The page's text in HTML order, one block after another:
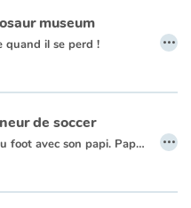
museum
quand il se perd !
Quand il perd les autres de vue, il sait qu'il doit rester sur place jusqu'à ce que maman revienne le chercher. Et quand il se rend compte qu'il a oublié Rexy quelque part, Caillou découvre le service des objets trouvés. Il revient sur ses pas jusqu'à ce qu'il retrouve son ami dinosaure.
en français : Caillou sur la trace des dinosaures
…
de soccer
Caillou adore jouer au foot avec son papi. Papi l'encourage, lui raconte des histoires et fête toutes les bonnes passes de Caillou. Mais lorsqu'il devient entraineur de son équipe de foot, Caillou doit s'adapter au nouveau rôle de son papi.
en anglais :Caillou - The new soccer coach
…